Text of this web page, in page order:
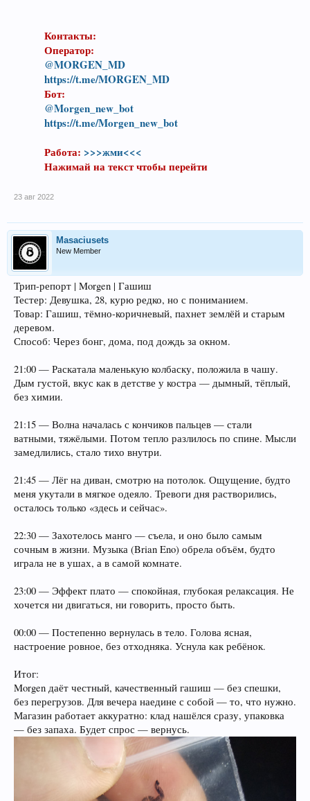
Контакты:
Оператор:
@MORGEN_MD
https://t.me/MORGEN_MD
Бот:
@Morgen_new_bot
https://t.me/Morgen_new_bot
Работа: >>>жми<<<
Нажимай на текст чтобы перейти
23 авг 2022
Masaciusets
New Member
Трип-репорт | Morgen | Гашиш
Тестер: Девушка, 28, курю редко, но с пониманием.
Товар: Гашиш, тёмно-коричневый, пахнет землёй и старым
деревом.
Способ: Через бонг, дома, под дождь за окном.
21:00 — Раскатала маленькую колбаску, положила в чашу.
Дым густой, вкус как в детстве у костра — дымный, тёплый,
без химии.
21:15 — Волна началась с кончиков пальцев — стали
ватными, тяжёлыми. Потом тепло разлилось по спине. Мысли
замедлились, стало тихо внутри.
21:45 — Лёг на диван, смотрю на потолок. Ощущение, будто
меня укутали в мягкое одеяло. Тревоги дня растворились,
осталось только «здесь и сейчас».
22:30 — Захотелось манго — съела, и оно было самым
сочным в жизни. Музыка (Brian Eno) обрела объём, будто
играла не в ушах, а в самой комнате.
23:00 — Эффект плато — спокойная, глубокая релаксация. Не
хочется ни двигаться, ни говорить, просто быть.
00:00 — Постепенно вернулась в тело. Голова ясная,
настроение ровное, без отходняка. Уснула как ребёнок.
Итог:
Morgen даёт честный, качественный гашиш — без спешки,
без перегрузов. Для вечера наедине с собой — то, что нужно.
Магазин работает аккуратно: клад нашёлся сразу, упаковка
— без запаха. Будет спрос — вернусь.